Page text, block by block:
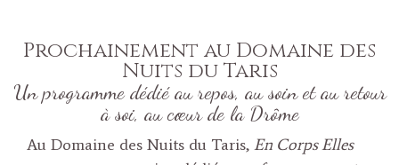
Prochainement au Domaine des
Nuits du Taris
Un programme dédié au repos, au soin et au retour
à soi, au cœur de la Drôme
Au Domaine des Nuits du Taris, En Corps Elles